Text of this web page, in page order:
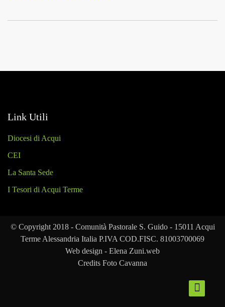
Link Utili
Diocesi di Acqui
CEI
La Santa Sede
I Tesori di Acqui Terme
© Copyright 2018 - Comunità Pastorale S. Guido - 15011 Acqui
Terme Alessandria Italia P.IVA COD.FISC. 81003700069
Web design - Elena Zuni.web
Credits Foto Cavanna